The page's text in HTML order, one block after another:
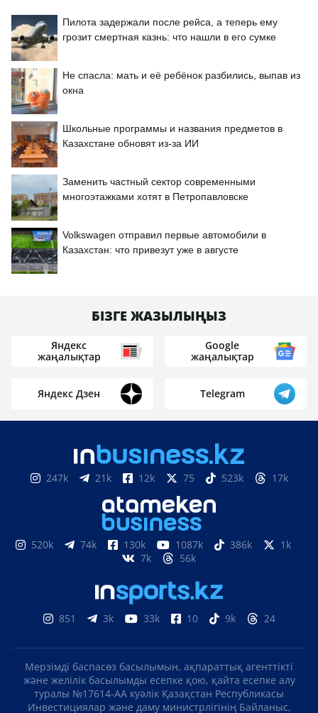
Пилота задержали после рейса, а теперь ему
грозит смертная казнь: что нашли в его сумке
Не спасла: мать и её ребёнок разбились, выпав из
окна
Школьные программы и названия предметов в
Казахстане обновят из-за ИИ
Заменить частный сектор современными
многоэтажками хотят в Петропавловске
Volkswagen отправил первые автомобили в
Казахстан: что привезут уже в августе
БІЗГЕ ЖАЗЫЛЫҢЫЗ
Яндекс
жаңалықтар
Google
жаңалықтар
Яндекс Дзен Telegram
247k 21k 12k 75 523k 17k
520k 74k 130k 1087k 386k
1k
7k
56k
851 3k 33k 10 9k 24
Мерзімді баспасөз басылымын, ақпараттық агенттікті
және желілік басылымды есепке қою, қайта есепке алу
туралы №17614-АА куәлік Қазақстан Республикасы
Инвестициялар және даму министрлігінің Байланыс,